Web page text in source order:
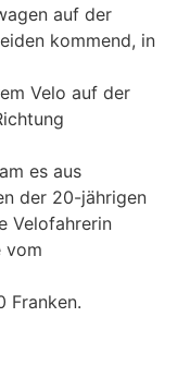
auf der
kommend, in
Velo auf der
es aus
der 20-jährigen
Velofahrerin
vom
Franken.